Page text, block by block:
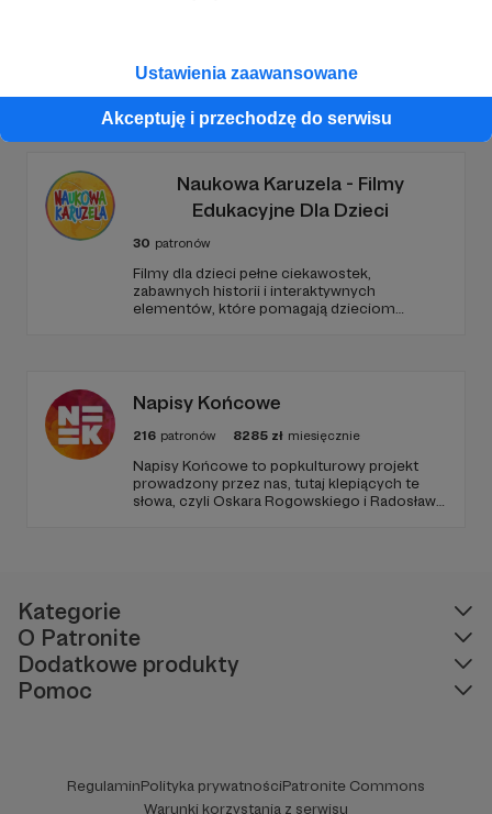
Ustawienia zaawansowane
Akceptuję i przechodzę do serwisu
Promowani autorzy
Naukowa Karuzela - Filmy
Edukacyjne Dla Dzieci
30 patronów
Filmy dla dzieci pełne ciekawostek,
zabawnych historii i interaktywnych
elementów, które pomagają dzieciom
podaną w przystępny i angażujący sposób.
Napisy Końcowe
216 patronów 8285 zł miesięcznie
Napisy Końcowe to popkulturowy projekt
prowadzony przez nas, tutaj klepiących te
słowa, czyli Oskara Rogowskiego i Radosława
Kategorie
O Patronite
Dodatkowe produkty
Pomoc
RegulaminPolityka prywatnościPatronite Commons
Warunki korzystania z serwisu